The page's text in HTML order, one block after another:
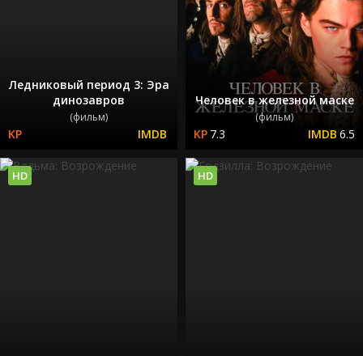
Ледниковый период 3: Эра
динозавров
(фильм)
Человек в железной маске
(фильм)
7.3 6.5
HD HD